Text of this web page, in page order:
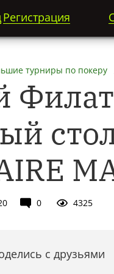
Регистрация
турниры по покеру
0 4325
с друзьями